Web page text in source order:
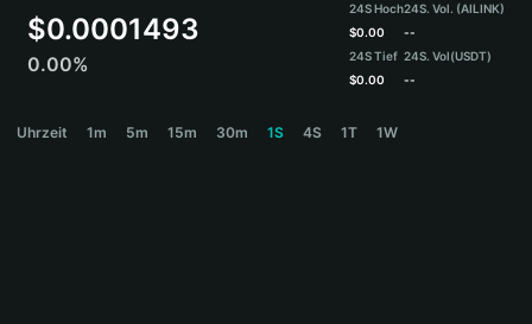
Español
Português (Brasil)
$0.0001493
0.00%
24S Hoch
$0.00
24S Tief
$0.00
24S. Vol. (AILINK)
--
24S. Vol(USDT)
--
Uhrzeit 1m 5m 15m 30m 1S 4S 1T 1W